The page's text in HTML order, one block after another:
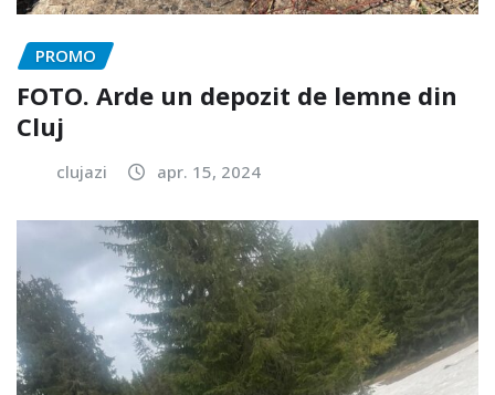
PROMO
FOTO. Arde un depozit de lemne din
Cluj
clujazi apr. 15, 2024